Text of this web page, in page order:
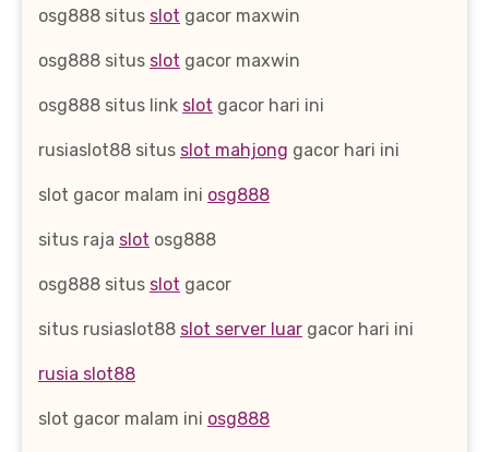
osg888 situs slot gacor maxwin
osg888 situs slot gacor maxwin
osg888 situs link slot gacor hari ini
rusiaslot88 situs slot mahjong gacor hari ini
slot gacor malam ini osg888
situs raja slot osg888
osg888 situs slot gacor
situs rusiaslot88 slot server luar gacor hari ini
rusia slot88
slot gacor malam ini osg888